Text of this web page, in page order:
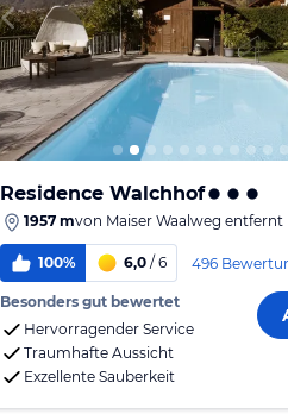
Residence Walchhof
1957 mvon Maiser Waalweg entfernt
100% 6,0 / 6 496
Besonders gut bewertet
Hervorragender Service
Traumhafte Aussicht
Exzellente Sauberkeit